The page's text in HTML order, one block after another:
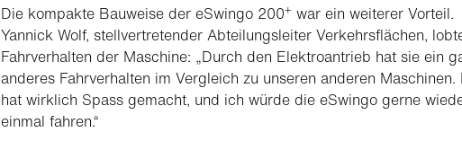
Die kompakte Bauweise der eSwingo 200+ war ein weiterer Vorteil.
Yannick Wolf, stellvertretender Abteilungsleiter Verkehrsflächen,
Fahrverhalten der Maschine: „Durch den Elektroantrieb hat sie ein
anderes Fahrverhalten im Vergleich zu unseren anderen Maschinen.
hat wirklich Spass gemacht, und ich würde die eSwingo gerne
einmal fahren.“